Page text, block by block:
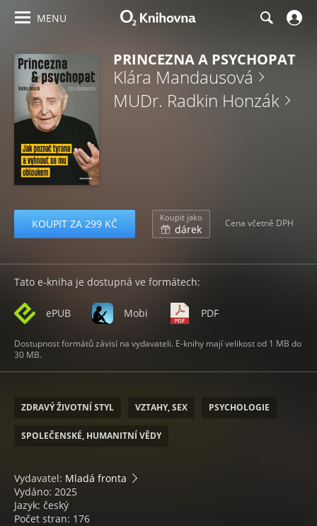
MENU
PRINCEZNA A PSYCHOPAT
Klára Mandausová
MUDr. Radkin Honzák
KOUPIT ZA 299 KČ Koupit jako
dárek Cena včetně DPH
Tato e-kniha je dostupná ve formátech:
ePUB Mobi PDF
Dostupnost formátů závisí na vydavateli. E-knihy mají velikost od 1 MB do
30 MB.
ZDRAVÝ ŽIVOTNÍ STYL VZTAHY, SEX PSYCHOLOGIE
SPOLEČENSKÉ, HUMANITNÍ VĚDY
Vydavatel: Mladá fronta
Vydáno: 2025
Jazyk: český
Počet stran: 176